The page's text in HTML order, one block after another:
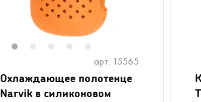
арт. 15565
Охлаждающее полотенце
Narvik в силиконовом